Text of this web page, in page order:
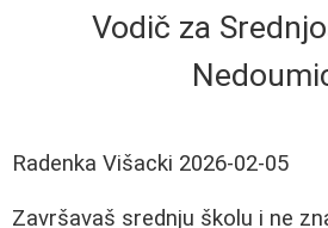
Vodič za
Radenka Višacki 2026-02-05
Završavaš srednju školu i ne